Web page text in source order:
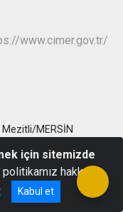
MERSİN
: (0324) 358 90 74
için sitemizde
hakkında
Kabul et